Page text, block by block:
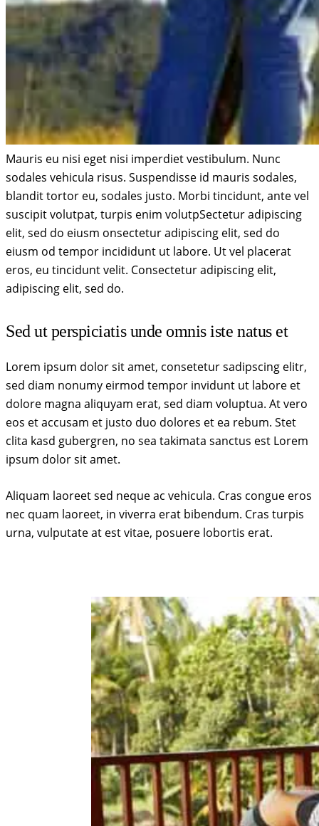
Mauris eu nisi eget nisi imperdiet vestibulum. Nunc
sodales vehicula risus. Suspendisse id mauris sodales,
blandit tortor eu, sodales justo. Morbi tincidunt, ante vel
suscipit volutpat, turpis enim volutpSectetur adipiscing
elit, sed do eiusm onsectetur adipiscing elit, sed do
eiusm od tempor incididunt ut labore. Ut vel placerat
eros, eu tincidunt velit. Consectetur adipiscing elit,
adipiscing elit, sed do.
Sed ut perspiciatis unde omnis iste natus et
Lorem ipsum dolor sit amet, consetetur sadipscing elitr,
sed diam nonumy eirmod tempor invidunt ut labore et
dolore magna aliquyam erat, sed diam voluptua. At vero
eos et accusam et justo duo dolores et ea rebum. Stet
clita kasd gubergren, no sea takimata sanctus est Lorem
ipsum dolor sit amet.
Aliquam laoreet sed neque ac vehicula. Cras congue eros
nec quam laoreet, in viverra erat bibendum. Cras turpis
urna, vulputate at est vitae, posuere lobortis erat.